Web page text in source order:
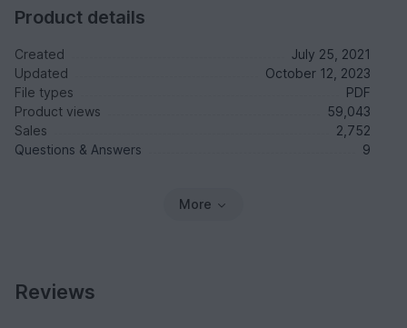
Product details
Created
July 25, 2021
Updated
October 12, 2023
File types
PDF
Product views
59,043
Sales
2,752
Questions & Answers
9
More
Reviews